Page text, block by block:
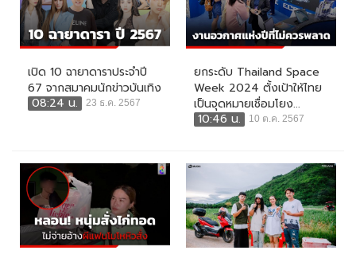
เปิด 10 ฉายาดาราประจำปี
67 จากสมาคมนักข่าวบันเทิง
08:24 น.
23 ธ.ค. 2567
ยกระดับ Thailand Space
Week 2024 ตั้งเป้าให้ไทย
เป็นจุดหมายเชื่อมโยง...
10:46 น.
10 ต.ค. 2567